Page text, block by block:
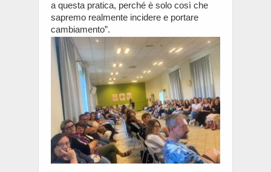
a questa pratica, perché è solo così che
sapremo realmente incidere e portare
cambiamento”.